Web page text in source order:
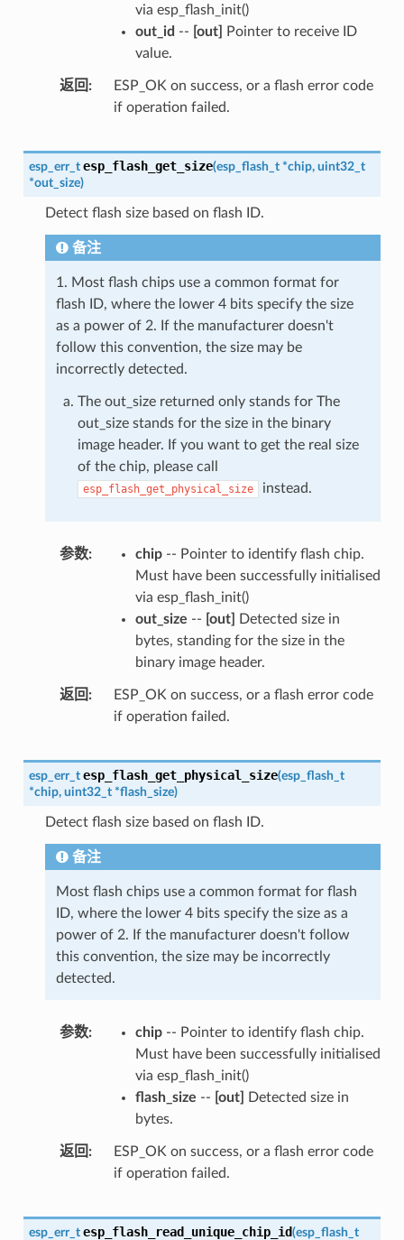
via esp_flash_init()
out_id -- [out]
Pointer to receive ID
value.
返回
ESP_OK on success, or a flash error code
if operation failed.
esp_err_t esp_flash_get_size(esp_flash_t *chip, uint32_t
*out_size)
Detect flash size based on flash ID.
备注
1. Most flash chips use a common format for
flash ID, where the lower 4 bits specify the size
as a power of 2. If the manufacturer doesn't
follow this convention, the size may be
incorrectly detected.
The out_size returned only stands for The
out_size stands for the size in the binary
image header. If you want to get the real size
of the chip, please call
esp_flash_get_physical_size instead.
参数 chip-- Pointer to identify flash chip.
Must have been successfully initialised
via esp_flash_init()
out_size -- [out]
Detected size in
bytes, standing for the size in the
binary image header.
返回
ESP_OK on success, or a flash error code
if operation failed.
esp_err_t esp_flash_get_physical_size(esp_flash_t
*chip, uint32_t *flash_size)
Detect flash size based on flash ID.
备注
Most flash chips use a common format for flash
ID, where the lower 4 bits specify the size as a
power of 2. If the manufacturer doesn't follow
this convention, the size may be incorrectly
detected.
参数 chip-- Pointer to identify flash chip.
Must have been successfully initialised
via esp_flash_init()
flash_size -- [out]
Detected size in
bytes.
返回
ESP_OK on success, or a flash error code
if operation failed.
esp_err_t esp_flash_read_unique_chip_id(esp_flash_t